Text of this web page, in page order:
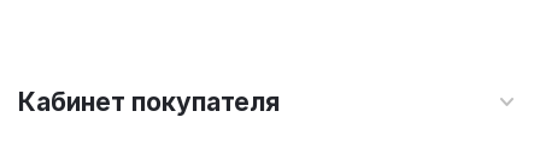
Кабинет покупателя